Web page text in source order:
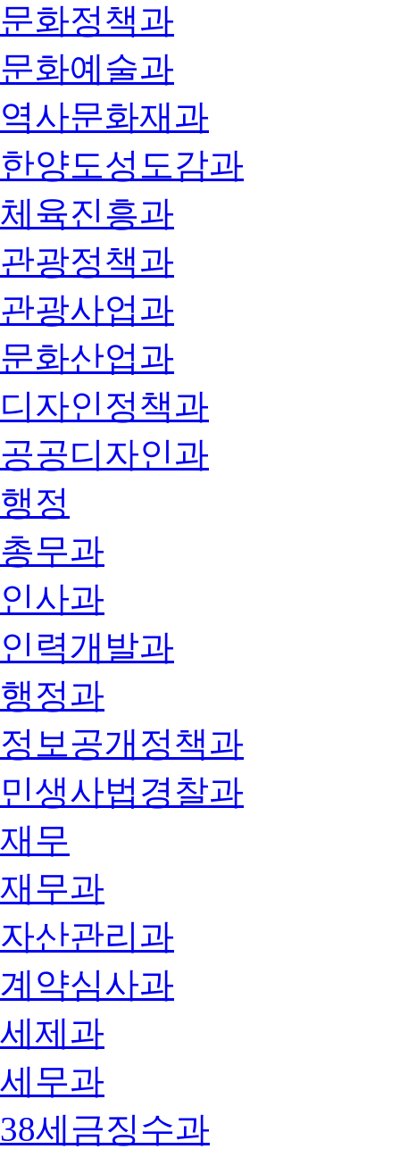
문화정책과
문화예술과
역사문화재과
한양도성도감과
체육진흥과
관광정책과
관광사업과
문화산업과
디자인정책과
공공디자인과
행정
총무과
인사과
인력개발과
행정과
정보공개정책과
민생사법경찰과
재무
재무과
자산관리과
계약심사과
세제과
세무과
38세금징수과